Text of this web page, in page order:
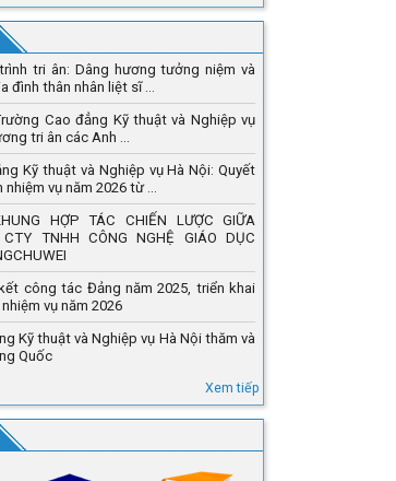
tri ân: Dâng hương tưởng niệm và
đình thân nhân liệt sĩ ...
Cao đẳng Kỹ thuật và Nghiệp vụ
tri ân các Anh ...
Kỹ thuật và Nghiệp vụ Hà Nội: Quyết
vụ năm 2026 từ ...
HỢP TÁC CHIẾN LƯỢC GIỮA
TNHH CÔNG NGHỆ GIÁO DỤC
công tác Đảng năm 2025, triển khai
vụ năm 2026
Kỹ thuật và Nghiệp vụ Hà Nội thăm và
Quốc
Xem tiếp